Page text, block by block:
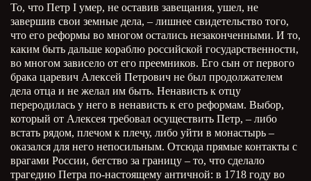
То, что Петр I умер, не оставив завещания, ушел, не
завершив свои земные дела, – лишнее свидетельство того,
что его реформы во многом остались незаконченными. И то,
каким быть дальше кораблю российской государственности,
во многом зависело от его преемников. Его сын от первого
брака царевич Алексей Петрович не был продолжателем
дела отца и не желал им быть. Ненависть к отцу
переродилась у него в ненависть к его реформам. Выбор,
который от Алексея требовал осуществить Петр, – либо
встать рядом, плечом к плечу, либо уйти в монастырь –
оказался для него непосильным. Отсюда прямые контакты с
врагами России, бегство за границу – то, что сделало
трагедию Петра по-настоящему античной: в 1718 году во